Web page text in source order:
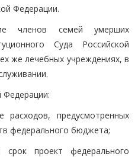
Федерации.
членов семей умерших
Суда Российской
же лечебных учреждениях, в
Федерации:
расходов, предусмотренных
федерального бюджета;
срок проект федерального